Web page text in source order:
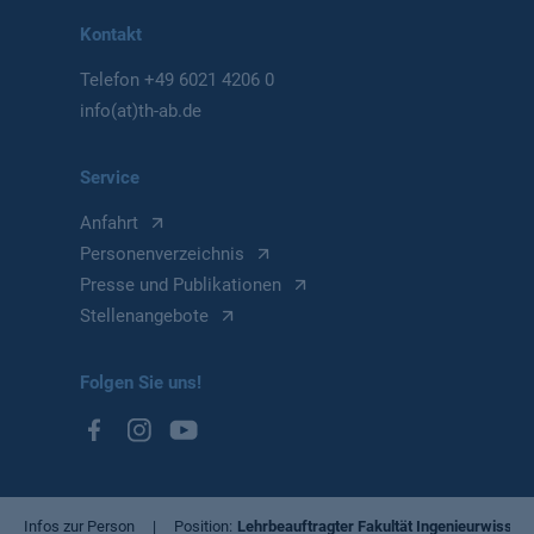
Infos zur Person Position Lehrbeauftragter Fakultät
Kontakt
Telefon+49 6021 4206 0
info(at)th-ab.de
Service
Anfahrt
Personenverzeichnis
Presse und Publikationen
Stellenangebote
Folgen Sie uns!